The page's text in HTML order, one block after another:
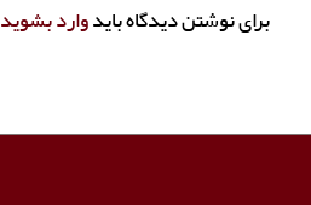
برای نوشتن دیدگاه بایدوارد بشوید